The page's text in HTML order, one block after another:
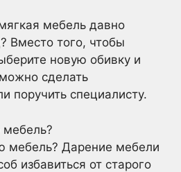
мебель давно
Вместо того, чтобы
новую обивку и
сделать
поручить специалисту.
мебель?
мебель? Дарение мебели
избавиться от старого